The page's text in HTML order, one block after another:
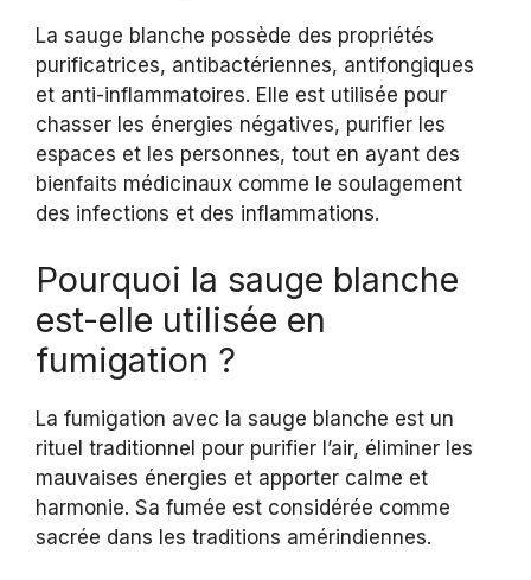
La sauge blanche possède des propriétés
purificatrices, antibactériennes, antifongiques
et anti-inflammatoires. Elle est utilisée pour
chasser les énergies négatives, purifier les
espaces et les personnes, tout en ayant des
bienfaits médicinaux comme le soulagement
des infections et des inflammations.
Pourquoi la sauge blanche
est-elle utilisée en
fumigation ?
La fumigation avec la sauge blanche est un
rituel traditionnel pour purifier l’air, éliminer les
mauvaises énergies et apporter calme et
harmonie. Sa fumée est considérée comme
sacrée dans les traditions amérindiennes.